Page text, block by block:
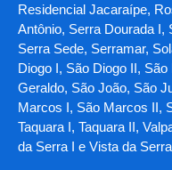
Residencial Jacaraípe,
Antônio, Serra Dourada I,
Serra Sede, Serramar,
Diogo I, São Diogo II,
Geraldo, São João, São
Marcos I, São Marcos II,
Taquara I, Taquara II,
da Serra I e Vista da